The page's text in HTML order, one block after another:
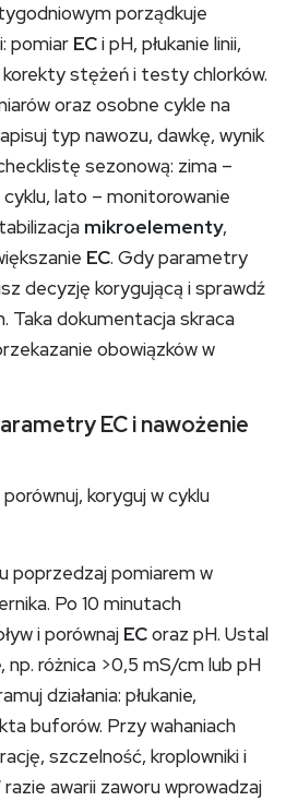
porządkuje
pomiar ECi pH, płukanie linii,
stężeń i testy chlorków.
oraz osobne cykle na
typ nawozu, dawkę, wynik
sezonową: zima –
lato – monitorowanie
mikroelementy,
EC. Gdy parametry
decyzję korygującą i sprawdź
Taka dokumentacja skraca
obowiązków w
EC i nawożenie
koryguj w cyklu
poprzedzaj pomiarem w
Po 10 minutach
i porównaj ECoraz pH. Ustal
np. różnica >0,5 mS/cm lub pH
działania: płukanie,
buforów. Przy wahaniach
szczelność, kroplowniki i
awarii zaworu wprowadzaj